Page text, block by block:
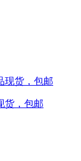
货，包邮